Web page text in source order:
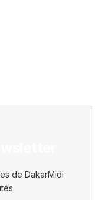
de DakarMidi